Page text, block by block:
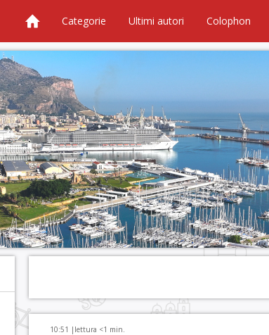
Categorie Ultimi autori Colophon
10:51 | lettura <1 min.